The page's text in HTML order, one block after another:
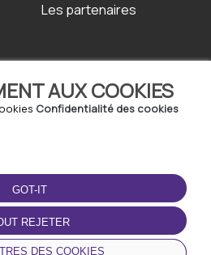
AUX COOKIES
Confidentialité des cookies
GOT-IT
REJETER
DES COOKIES
Les partenaires
TÉLÉCHARGEZ
L'APPLICATION